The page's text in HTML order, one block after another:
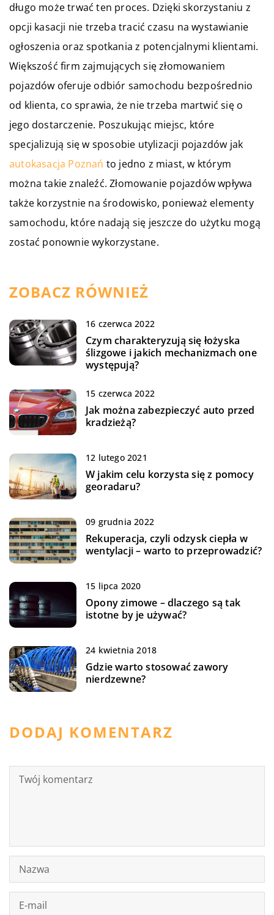
długo może trwać ten proces. Dzięki skorzystaniu z
opcji kasacji nie trzeba tracić czasu na wystawianie
ogłoszenia oraz spotkania z potencjalnymi klientami.
Większość firm zajmujących się złomowaniem
pojazdów oferuje odbiór samochodu bezpośrednio
od klienta, co sprawia, że nie trzeba martwić się o
jego dostarczenie. Poszukując miejsc, które
specjalizują się w sposobie utylizacji pojazdów jak
autokasacja Poznań to jedno z miast, w którym
można takie znaleźć. Złomowanie pojazdów wpływa
także korzystnie na środowisko, ponieważ elementy
samochodu, które nadają się jeszcze do użytku mogą
zostać ponownie wykorzystane.
ZOBACZ RÓWNIEŻ
16 czerwca 2022
Czym charakteryzują się łożyska
ślizgowe i jakich mechanizmach one
występują?
15 czerwca 2022
Jak można zabezpieczyć auto przed
kradzieżą?
12 lutego 2021
W jakim celu korzysta się z pomocy
georadaru?
09 grudnia 2022
Rekuperacja, czyli odzysk ciepła w
wentylacji – warto to przeprowadzić?
15 lipca 2020
Opony zimowe – dlaczego są tak
istotne by je używać?
24 kwietnia 2018
Gdzie warto stosować zawory
nierdzewne?
DODAJ KOMENTARZ